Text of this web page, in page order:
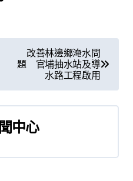
改善林邊鄉淹水問
題 官埔抽水站及導
水路工程啟用
中心